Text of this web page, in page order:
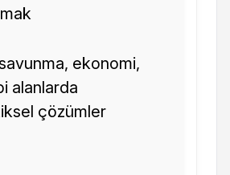
ekonomi,
alanlarda
çözümler